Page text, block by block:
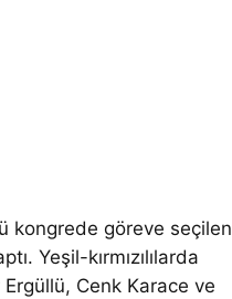
kongrede göreve seçilen
Yeşil-kırmızılılarda
Cenk Karace ve